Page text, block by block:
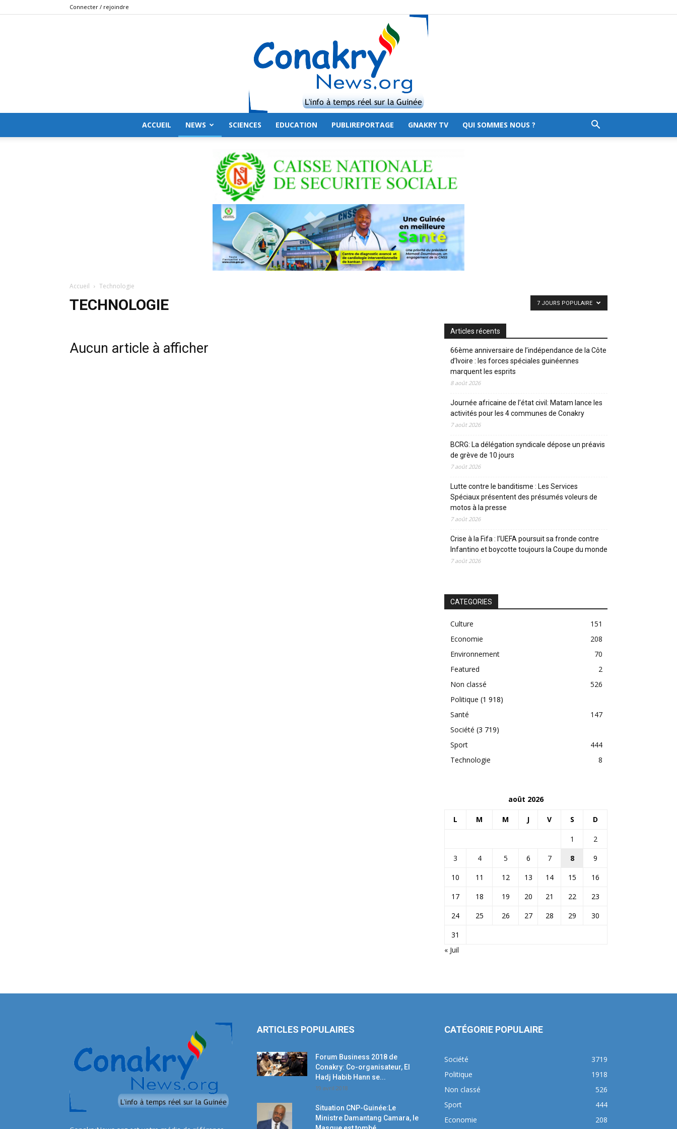
Connecter / rejoindre
ACCUEIL NEWS SCIENCES EDUCATION PUBLIREPORTAGE GNAKRY TV QUI SOMMES NOUS ?
Accueil Technologie
TECHNOLOGIE 7 JOURS POPULAIRE
Aucun article à afficher
Articles récents
66ème anniversaire de l’indépendance de la Côte
d’Ivoire : les forces spéciales guinéennes
marquent les esprits
8 août 2026
Journée africaine de l’état civil: Matam lance les
activités pour les 4 communes de Conakry
7 août 2026
BCRG: La délégation syndicale dépose un préavis
de grève de 10 jours
7 août 2026
Lutte contre le banditisme : Les Services
Spéciaux présentent des présumés voleurs de
motos à la presse
7 août 2026
Crise à la Fifa : l’UEFA poursuit sa fronde contre
Infantino et boycotte toujours la Coupe du monde
7 août 2026
CATEGORIES
Culture
151
Economie
208
Environnement
70
Featured
2
Non classé
526
Politique (1 918)
Santé
147
Société (3 719)
Sport
444
Technologie
8
août 2026
L M M J V S D
1
2
3
4 5 6 7 8
9
10
11 12 13 14 15
16
17
18 19 20 21 22
23
24
25 26 27 28 29
30
31
« Juil
ARTICLES POPULAIRES
Forum Business 2018 de
Conakry: Co-organisateur, El
Hadj Habib Hann se...
19 avril 2018
Situation CNP-Guinée:Le
Ministre Damantang Camara, le
CATÉGORIE POPULAIRE
Société
3719
Politique
1918
Non classé
526
Sport
444
Economie
208